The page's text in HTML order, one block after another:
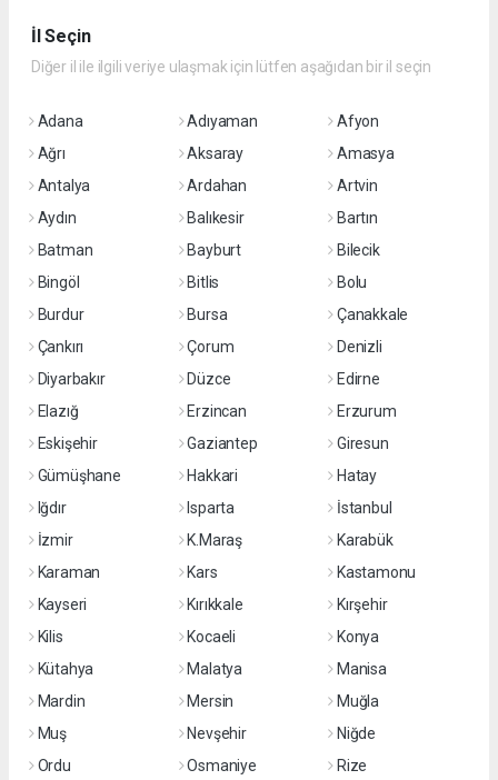
İl Seçin
Diğer il ile ilgili veriye ulaşmak için lütfen aşağıdan bir il seçin
Adana Adıyaman
Afyon
Ağrı
Aksaray
Amasya
Antalya
Ardahan
Artvin
Aydın
Balıkesir
Bartın
Batman
Bayburt
Bilecik
Bingöl
Bitlis
Bolu
Burdur
Bursa
Çanakkale
Çankırı
Çorum
Denizli
Diyarbakır
Düzce
Edirne
Elazığ
Erzincan
Erzurum
Eskişehir
Gaziantep
Giresun
Gümüşhane
Hakkari
Hatay
Iğdır
Isparta
İstanbul
İzmir
K.Maraş
Karabük
Karaman
Kars
Kastamonu
Kayseri
Kırıkkale
Kırşehir
Kilis
Kocaeli
Konya
Kütahya
Malatya
Manisa
Mardin
Mersin
Muğla
Muş
Nevşehir
Niğde
Ordu
Osmaniye Rize